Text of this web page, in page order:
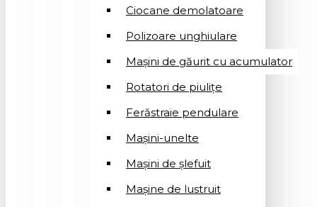
Ciocane demolatoare
Polizoare unghiulare
Mașini de găurit cu acumulator
Rotatori de piuliţe
Ferăstraie pendulare
Mașini-unelte
Mașini de șlefuit
Mașinе de lustruit